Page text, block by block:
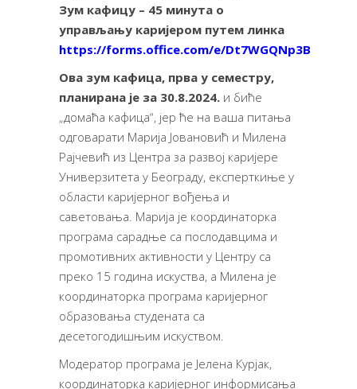
Зум кафицу – 45 минута о
управљању каријером путем линка
https://forms.office.com/e/Dt7WGQNp3B
Ова зум кафица, прва у семестру,
планирана је за 30.8.2024. и биће
„домаћа кафица“, јер ће на ваша питања
одговарати Марија Јовановић и Милена
Рајчевић из Центра за развој каријере
Универзитета у Београду, експерткиње у
области каријерног вођења и
саветовања. Марија је координаторка
програма сарадње са послодавцима и
промотивних активности у Центру са
преко 15 година искуства, а Милена је
координаторка програма каријерног
образовања студената са
десетогодишњим искуством.
Модератор програма је Јелена Курјак,
координаторка каријерног информисања